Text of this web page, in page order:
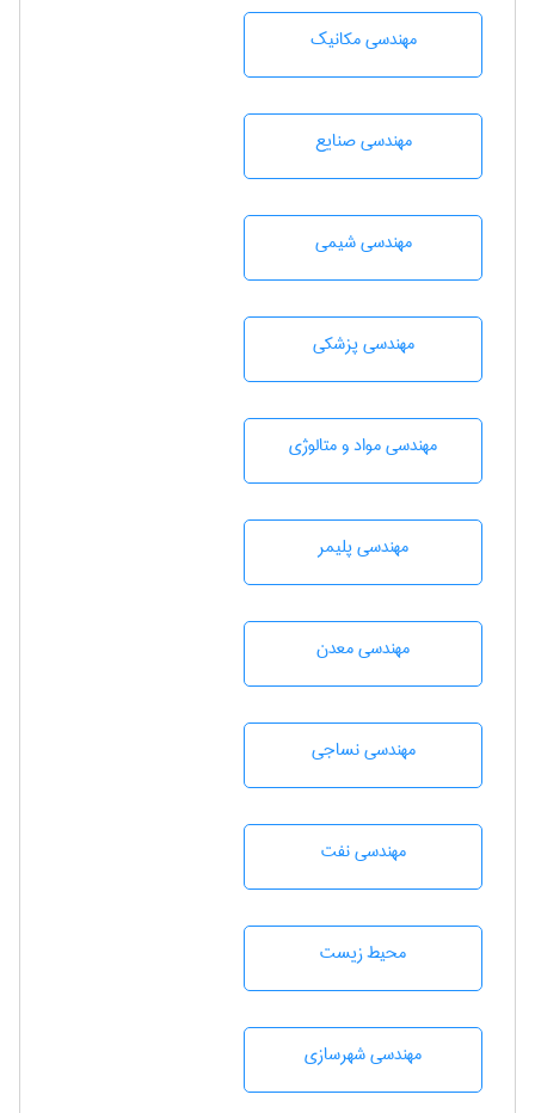
مهندسی مکانیک
مهندسی صنايع
مهندسي شيمی
مهندسی پزشکی
مهندسی مواد و متالوژی
مهندسی پليمر
مهندسی معدن
مهندسي نساجی
مهندسی نفت
محيط زيست
مهندسی شهرسازی